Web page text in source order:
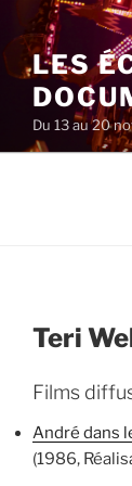
au
contenu
principal
LES
Du 13 au 20
Teri
Films
André dans
(1986,